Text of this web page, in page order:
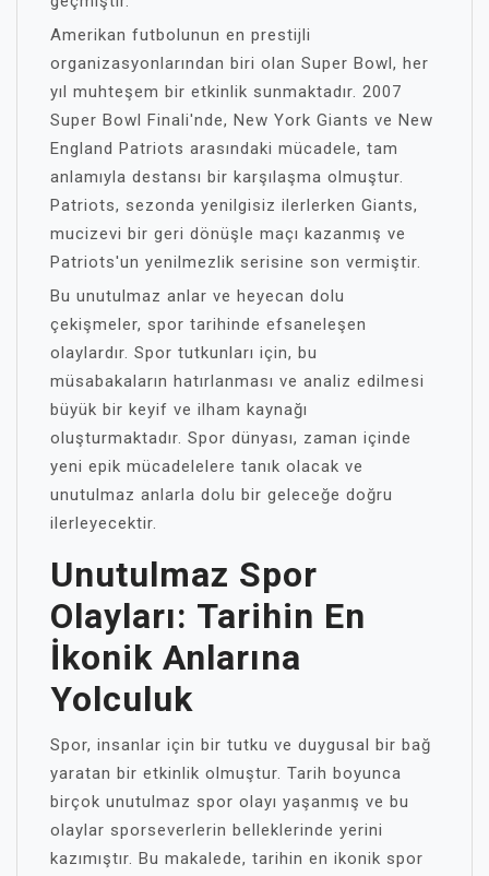
Amerikan futbolunun en prestijli
organizasyonlarından biri olan Super Bowl, her
yıl muhteşem bir etkinlik sunmaktadır. 2007
Super Bowl Finali'nde, New York Giants ve New
England Patriots arasındaki mücadele, tam
anlamıyla destansı bir karşılaşma olmuştur.
Patriots, sezonda yenilgisiz ilerlerken Giants,
mucizevi bir geri dönüşle maçı kazanmış ve
Patriots'un yenilmezlik serisine son vermiştir.
Bu unutulmaz anlar ve heyecan dolu
çekişmeler, spor tarihinde efsaneleşen
olaylardır. Spor tutkunları için, bu
müsabakaların hatırlanması ve analiz edilmesi
büyük bir keyif ve ilham kaynağı
oluşturmaktadır. Spor dünyası, zaman içinde
yeni epik mücadelelere tanık olacak ve
unutulmaz anlarla dolu bir geleceğe doğru
ilerleyecektir.
Unutulmaz Spor
Olayları: Tarihin En
İkonik Anlarına
Yolculuk
Spor, insanlar için bir tutku ve duygusal bir bağ
yaratan bir etkinlik olmuştur. Tarih boyunca
birçok unutulmaz spor olayı yaşanmış ve bu
olaylar sporseverlerin belleklerinde yerini
kazımıştır. Bu makalede, tarihin en ikonik spor